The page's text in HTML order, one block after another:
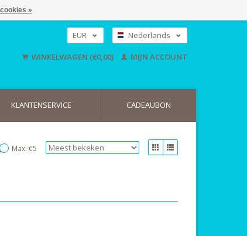
EUR
USD
Nederlands
English
WINKELWAGEN (€0,00) MIJN ACCOUNT
KLANTENSERVICE CADEAUBON
Max: €5
»